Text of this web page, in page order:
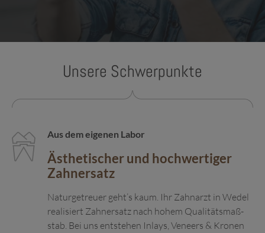
Unsere Schwerpunkte
Aus dem eigenen Labor
Ästhetischer und hochwertiger
Zahn­ersatz
Naturgetreuer geht’s kaum. Ihr Zahnarzt in Wedel
realisiert Zahn­ersatz nach hohem Qualitäts­maß­
stab. Bei uns entstehen Inlays, Veneers & Kronen